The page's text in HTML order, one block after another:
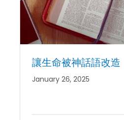
讓生命被神話語改造
January 26, 2025